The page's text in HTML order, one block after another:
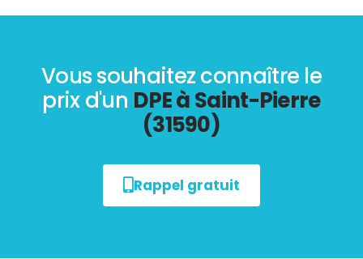
Vous souhaitez connaître le
prix d'un DPE à Saint-Pierre
(31590)
Rappel gratuit